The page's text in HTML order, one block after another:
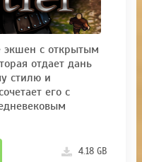
экшен с открытым
отдает дань
стилю и
его с
4.18 GB